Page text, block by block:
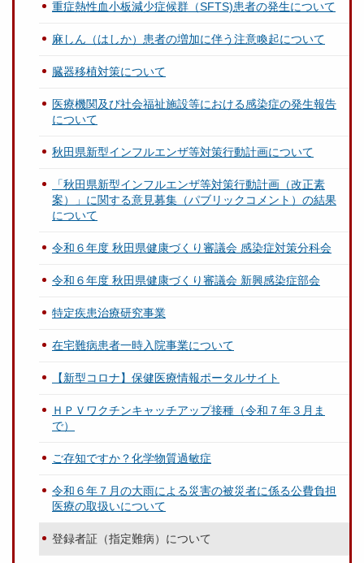
重症熱性血小板減少症候群（SFTS)患者の発生について
麻しん（はしか）患者の増加に伴う注意喚起について
臓器移植対策について
医療機関及び社会福祉施設等における感染症の発生報告
について
秋田県新型インフルエンザ等対策行動計画について
「秋田県新型インフルエンザ等対策行動計画（改正素
案）」に関する意見募集（パブリックコメント）の結果
について
令和６年度 秋田県健康づくり審議会 感染症対策分科会
令和６年度 秋田県健康づくり審議会 新興感染症部会
特定疾患治療研究事業
在宅難病患者一時入院事業について
【新型コロナ】保健医療情報ポータルサイト
ＨＰＶワクチンキャッチアップ接種（令和７年３月ま
で）
ご存知ですか？化学物質過敏症
令和６年７月の大雨による災害の被災者に係る公費負担
医療の取扱いについて
登録者証（指定難病）について